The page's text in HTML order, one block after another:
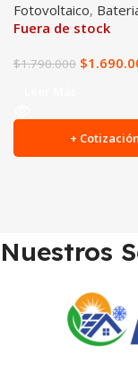
Fotovoltaico,
Fuera de stock
$1.790.000 $
+ Cotización
Nuestros